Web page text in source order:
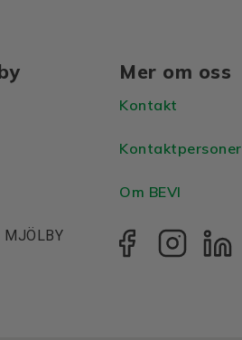
MJÖLBY
Mer om oss
Kontakt
Kontaktpersoner
Om BEVI